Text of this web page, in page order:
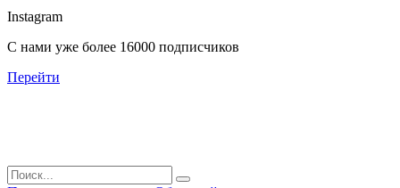
Instagram
С нами уже более 16000 подписчиков
Перейти